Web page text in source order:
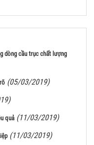
dòng cầu trục chất lượng
(05/03/2019)
quả (11/03/2019)
(11/03/2019)